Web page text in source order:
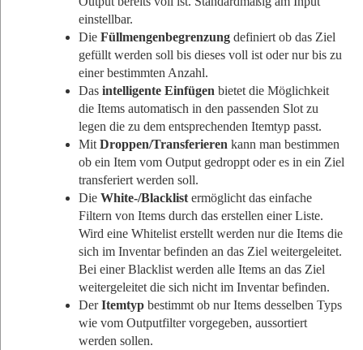
einstellbar.
Die Füllmengenbegrenzung definiert ob das Ziel
gefüllt werden soll bis dieses voll ist oder nur bis zu
einer bestimmten Anzahl.
Das intelligente Einfügen bietet die Möglichkeit
die Items automatisch in den passenden Slot zu
legen die zu dem entsprechenden Itemtyp passt.
Mit Droppen/Transferieren kann man bestimmen
ob ein Item vom Output gedroppt oder es in ein Ziel
transferiert werden soll.
Die White-/Blacklist ermöglicht das einfache
Filtern von Items durch das erstellen einer Liste.
Wird eine Whitelist erstellt werden nur die Items die
sich im Inventar befinden an das Ziel weitergeleitet.
Bei einer Blacklist werden alle Items an das Ziel
weitergeleitet die sich nicht im Inventar befinden.
DerItemtyp bestimmt ob nur Items desselben Typs
wie vom Outputfilter vorgegeben, aussortiert
werden sollen.